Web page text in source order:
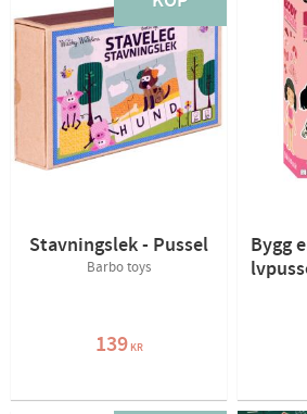
Stavningslek - Pussel
Barbo toys
139KR
Bygg